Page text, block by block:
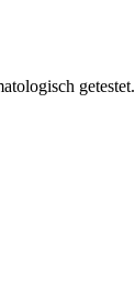
getestet.